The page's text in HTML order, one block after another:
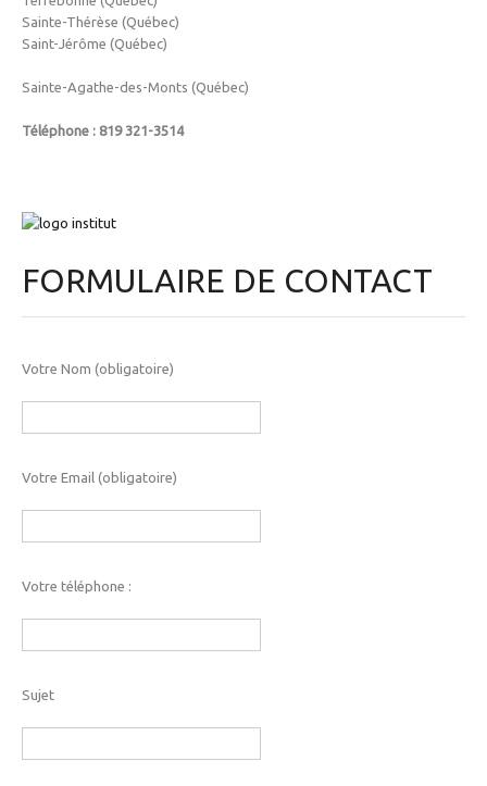
Sainte-Thérèse (Québec)
Saint-Jérôme (Québec)
Sainte-Agathe-des-Monts (Québec)
Téléphone : 819 321-3514
FORMULAIRE DE CONTACT
Votre Nom (obligatoire)
Votre Email (obligatoire)
Votre téléphone :
Sujet